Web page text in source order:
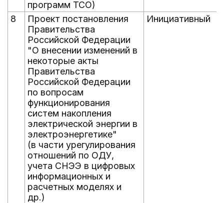
программ ТСО)
8
Проект постановления
Правительства
Российской Федерации
"О внесении изменений в
некоторые акты
Правительства
Российской Федерации
по вопросам
функционирования
систем накопления
электрической энергии в
электроэнергетике"
(в части урегулирования
отношений по ОДУ,
учета СНЭЭ в цифровых
информационных и
расчетных моделях и
др.)
Инициативный